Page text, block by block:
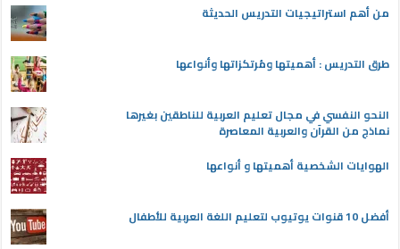
من أهم استراتيجيات التدريس الحديثة
طرق التدريس : أهميتها ومُرتكزاتها وأنواعها
النحو النفسي في مجال تعليم العربية للناطقين بغيرها
نماذج من القرآن والعربية المعاصرة
الهوايات الشخصية أهميتها و أنواعها
أفضل 10 قنوات يوتيوب لتعليم اللغة العربية للأطفال